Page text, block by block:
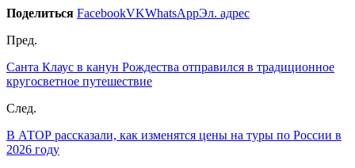
Поделиться FacebookVKWhatsAppЭл. адрес
Пред.
Санта Клаус в канун Рождества отправился в традиционное
кругосветное путешествие
След.
В АТОР рассказали, как изменятся цены на туры по России в
2026 году